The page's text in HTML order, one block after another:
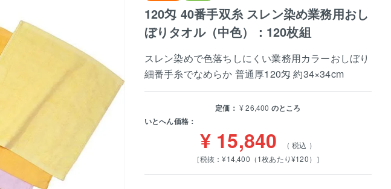
120匁 40番手双糸 スレン染め業務用おし
ぼりタオル（中色）：120枚組
スレン染めで色落ちしにくい業務用カラーおしぼり
細番手糸でなめらか 普通厚120匁 約34×34cm
定価： ¥26,400 のところ
いとへん価格：
¥ 15,840
税込
［税抜：¥14,400（1枚あたり¥120）］